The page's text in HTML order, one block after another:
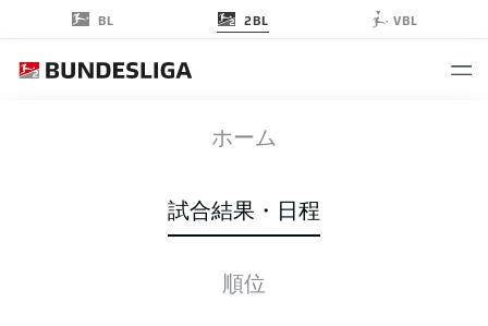
BL 2BL VBL
ホーム
試合結果・日程
順位
DSC SGD
スターティングメンバー